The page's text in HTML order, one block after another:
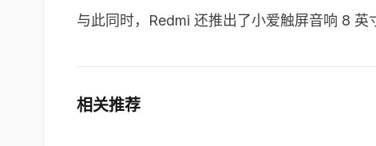
与此同时，Redmi 还推出了小爱触屏音响 8
相关推荐